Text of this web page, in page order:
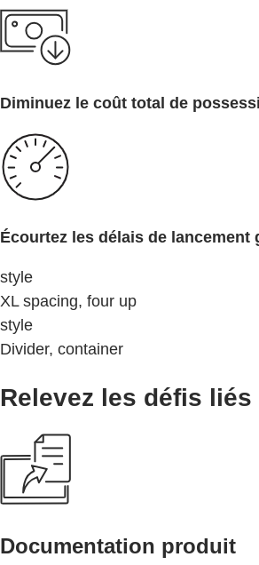
Diminuez le coût total de
Écourtez les délais de lancement
style
XL spacing, four up
style
Divider, container
Relevez les défis liés
Documentation produit